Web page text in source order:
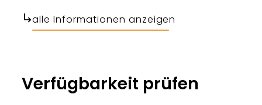
alle Informationen anzeigen
Verfügbarkeit prüfen